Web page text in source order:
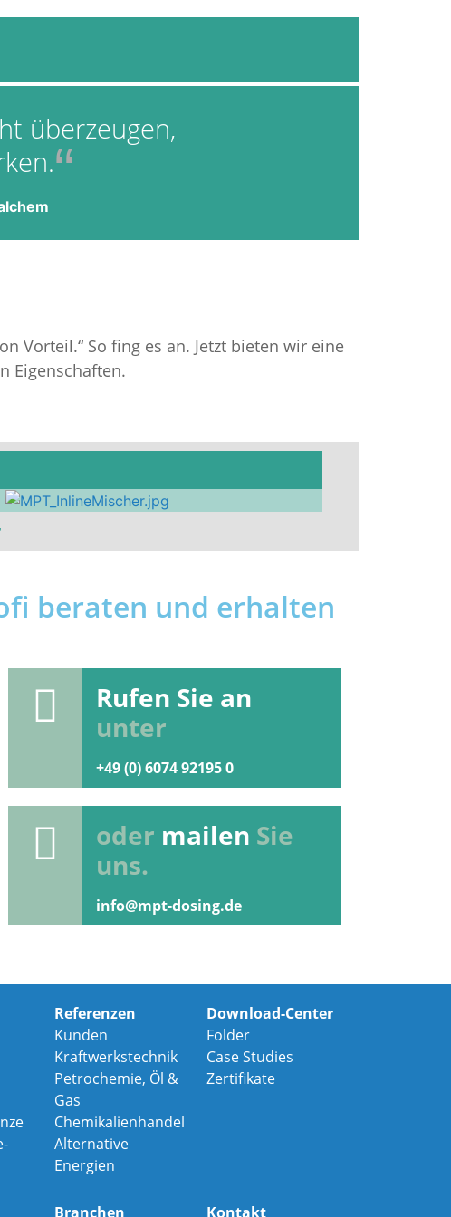
überzeugen,
Vorteil.“ So fing es an. Jetzt bieten wir eine
Eigenschaften.
beraten und erhalten
Rufen Sie an
unter
+49 (0) 6074 92195 0
oder mailen Sie
uns.
info@mpt-dosing.de
Referenzen
Kunden
Kraftwerkstechnik
Petrochemie, Öl &
Gas
Chemikalienhandel
Alternative
Energien
Branchen
Download-Center
Folder
Case Studies
Zertifikate
Kontakt